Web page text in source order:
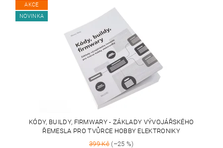
AKCE
NOVINKA
KÓDY, BUILDY, FIRMWARY - ZÁKLADY VÝVOJÁŘSKÉHO
ŘEMESLA PRO TVŮRCE HOBBY ELEKTRONIKY
399 Kč(–25 %)